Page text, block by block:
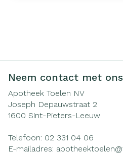
Neem contact met
Apotheek Toelen NV
Joseph Depauwstraat 2
1600 Sint-Pieters-Leeuw
Telefoon: 02 331 04 06
E-mailadres: apotheektoelen@